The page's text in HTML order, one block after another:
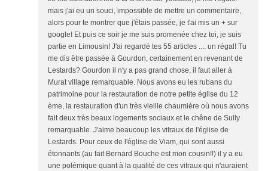
mais j'ai eu un souci, impossible de mettre un commentaire,
alors pour te montrer que j'étais passée, je t'ai mis un + sur
google! Et puis ce soir je me suis promenée chez toi, je suis
partie en Limousin! J'ai regardé tes 55 articles .... un régal! Tu
me dis être passée à Gourdon, certainement en revenant de
Lestards? Gourdon il n'y a pas grand chose, il faut aller à
Murat village remarquable. Nous avons eu les rubans du
patrimoine pour la restauration de notre petite église du 12
ème, la restauration d'un très vieille chaumière où nous avons
fait deux très beaux logements sociaux et le chêne de Sully
remarquable. J'aime beaucoup les vitraux de l'église de
Lestards. Pour ceux de l'église de Viam, qui sont aussi
étonnants (au fait Bernard Bouche est mon cousin!!) il y a eu
une polémique quant à la qualité de ces vitraux qui n'auraient